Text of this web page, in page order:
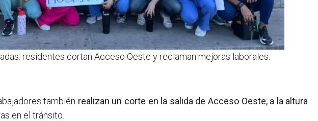
residentes cortan Acceso Oeste y reclaman mejoras laborales.
también realizan un corte en la salida de Acceso Oeste, a la altura
en el tránsito.